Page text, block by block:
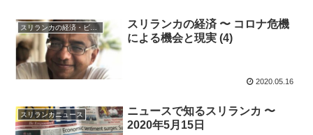
スリランカの経済 〜 コロナ危機
による機会と現実 (4)
2020.05.16
スリランカニュース
ニュースで知るスリランカ 〜
2020年5月15日